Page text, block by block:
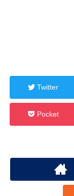
Twitter
Pocket